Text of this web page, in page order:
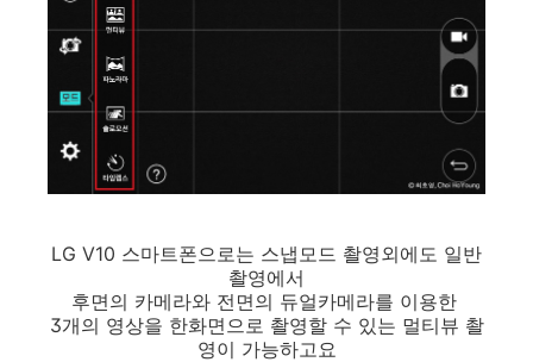
LG V10 스마트폰으로는 스냅모드 촬영외에도 일반
촬영에서
후면의 카메라와 전면의 듀얼카메라를 이용한
3개의 영상을 한화면으로 촬영할 수 있는 멀티뷰 촬
영이 가능하고요